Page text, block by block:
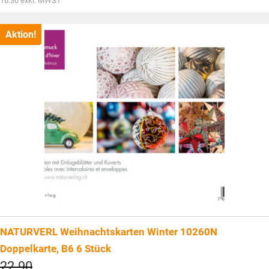
CHF22.90
ist:
CHF17.60.
Aktion!
NATURVERL Weihnachtskarten Winter 10260N
Doppelkarte, B6 6 Stück
Ursprünglicher